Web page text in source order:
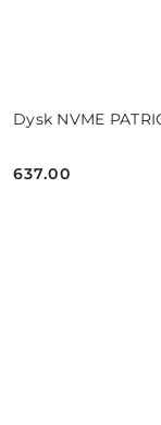
Dysk NVME
Cena:
637.00